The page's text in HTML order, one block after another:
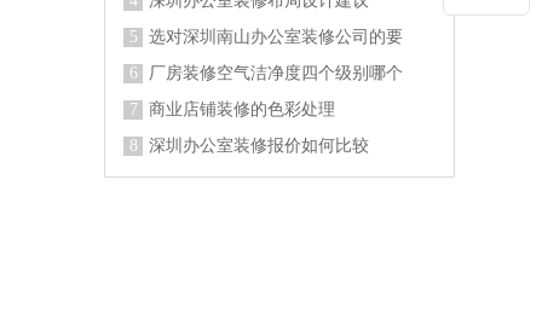
5
选对深圳南山办公室装修公司的要
6
厂房装修空气洁净度四个级别哪个
7
商业店铺装修的色彩处理
8
深圳办公室装修报价如何比较